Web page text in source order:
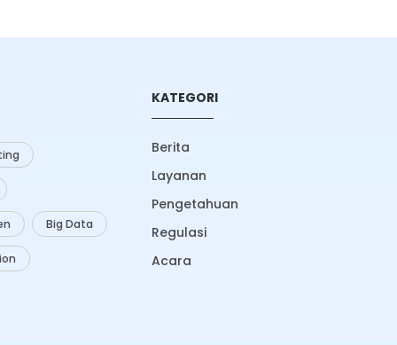
Big Data
KATEGORI
Berita
Layanan
Pengetahuan
Regulasi
Acara